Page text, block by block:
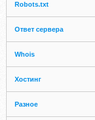
Robots.txt
Ответ сервера
Whois
Хостинг
Разное